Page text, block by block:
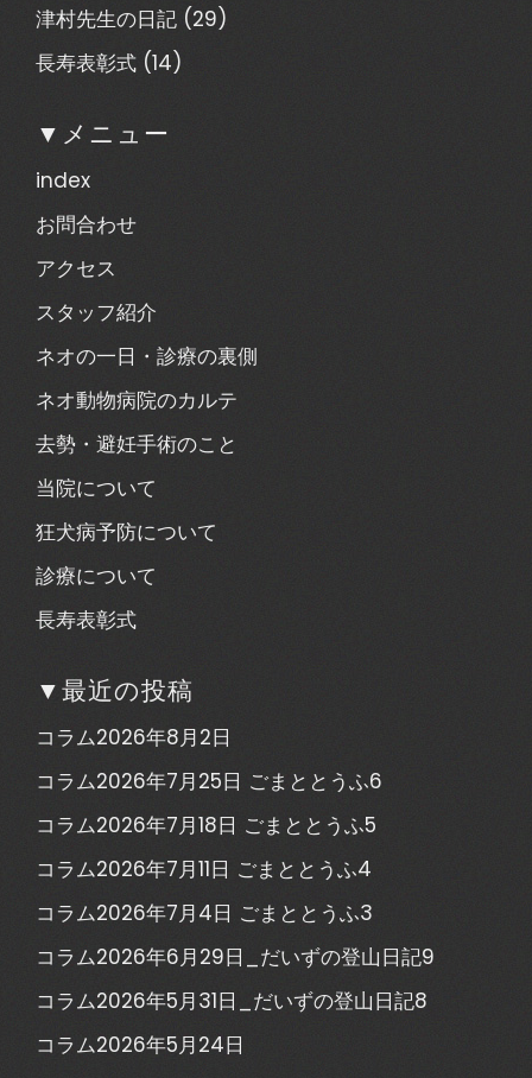
津村先生の日記 (29)
長寿表彰式 (14)
▼メニュー
index
お問合わせ
アクセス
スタッフ紹介
ネオの一日・診療の裏側
ネオ動物病院のカルテ
去勢・避妊手術のこと
当院について
狂犬病予防について
診療について
長寿表彰式
▼最近の投稿
コラム2026年8月2日
コラム2026年7月25日 ごまととうふ6
コラム2026年7月18日 ごまととうふ5
コラム2026年7月11日 ごまととうふ4
コラム2026年7月4日 ごまととうふ3
コラム2026年6月29日_だいずの登山日記9
コラム2026年5月31日_だいずの登山日記8
コラム2026年5月24日